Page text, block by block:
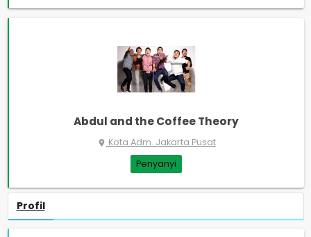
Abdul and the Coffee Theory
place Kota Adm. Jakarta Pusat
Penyanyi
Profil